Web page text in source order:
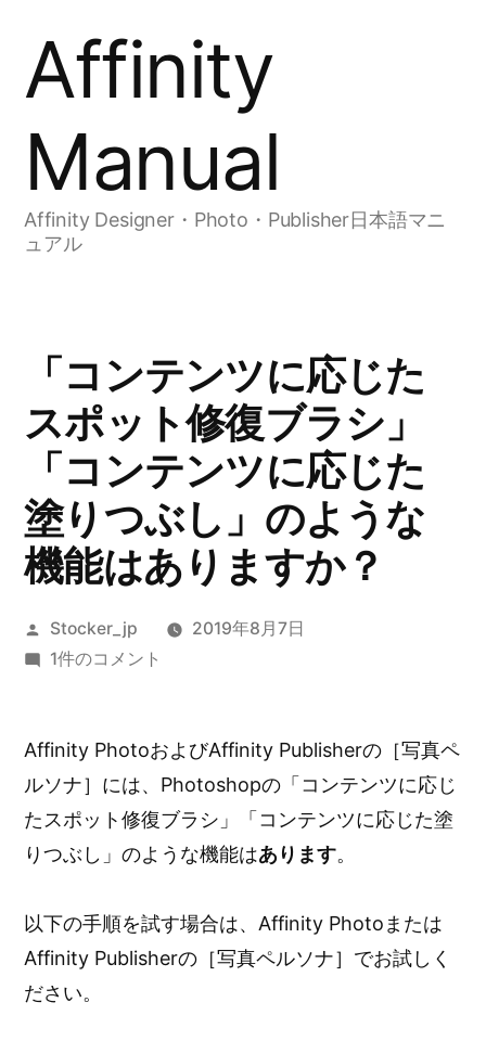
Affinity
Manual
Affinity Designer・Photo・Publisher日本語マニ
ュアル
「コンテンツに応じた
スポット修復ブラシ」
「コンテンツに応じた
塗りつぶし」のような
機能はありますか？
投
稿
Stocker_jp
2019年8月7日
「コ
ン
ツ
に
じ
ス
ポ
ッ
1件のコメント
Affinity PhotoおよびAffinity Publisherの［写真ペ
ルソナ］には、Photoshopの「コンテンツに応じ
たスポット修復ブラシ」「コンテンツに応じた塗
りつぶし」のような機能はあります。
以下の手順を試す場合は、Affinity Photoまたは
Affinity Publisherの［写真ペルソナ］でお試しく
ださい。